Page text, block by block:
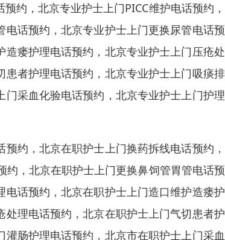
约，北京专业护士上门PICC维护电话预约
话预约，北京专业护士上门更换尿管电话
瘘护理电话预约，北京专业护士上门压疮
者护理电话预约，北京专业护士上门吸痰
采血化验电话预约， 北京专业护士上门护
约，北京在职护士上门换药拆线电话预约
，北京在职护士上门更换鼻饲管胃管电话
话预约，北京在职护士上门造口维护造瘘
理电话预约，北京在职护士上门气切患者
肠护理电话预约，北京市在职护士上门采